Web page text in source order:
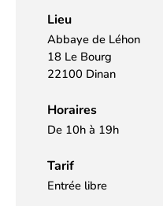
Lieu
Abbaye de Léhon
18 Le Bourg
22100 Dinan
Horaires
De 10h à 19h
Tarif
Entrée libre